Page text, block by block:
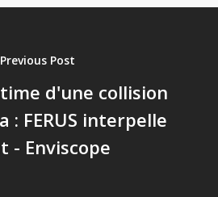
Previous Post
d'une collision
: FERUS interpelle
- Enviscope